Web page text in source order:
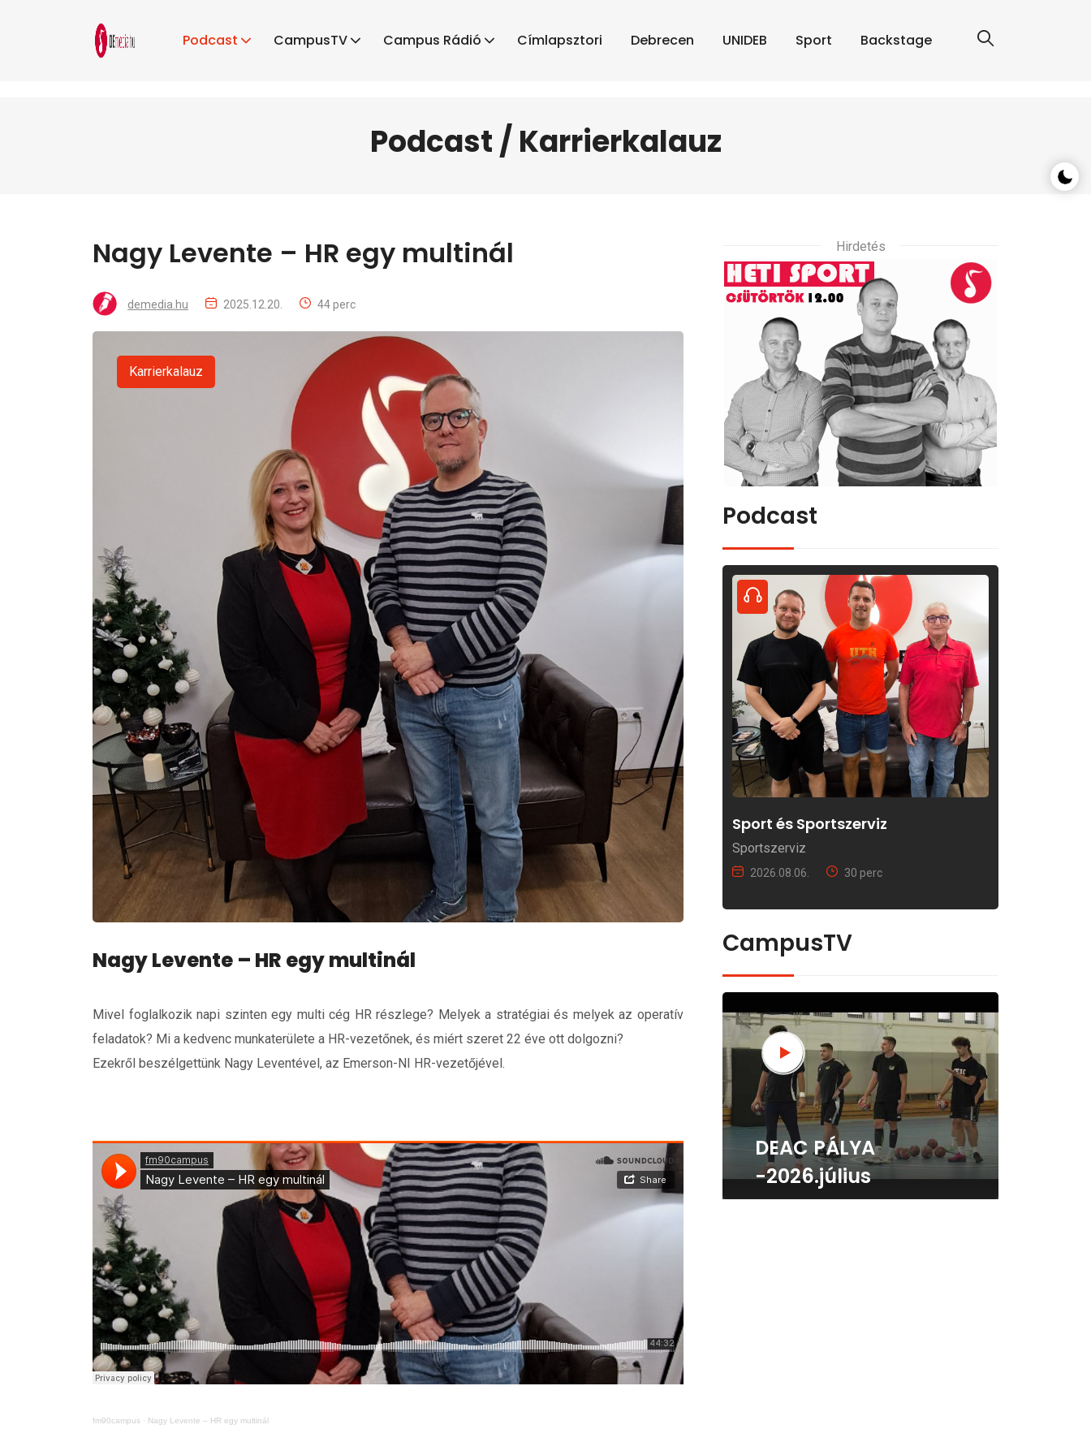
Podcast CampusTV Campus Rádió Címlapsztori Debrecen UNIDEB Sport Backstage
Podcast / Karrierkalauz
Nagy Levente – HR egy multinál
demedia.hu 2025.12.20. 44 perc
Karrierkalauz
Nagy Levente – HR egy multinál
Mivel foglalkozik napi szinten egy multi cég HR részlege? Melyek a stratégiai és melyek az operatív
feladatok? Mi a kedvenc munkaterülete a HR-vezetőnek, és miért szeret 22 éve ott dolgozni?
Ezekről beszélgettünk Nagy Leventével, az Emerson-NI HR-vezetőjével.
fm90campus · Nagy Levente – HR egy multinál
Hirdetés
Podcast
Sport és Sportszerviz
Sportszerviz
2026.08.06. 30 perc
CampusTV
DEAC PÁLYA
-2026.július